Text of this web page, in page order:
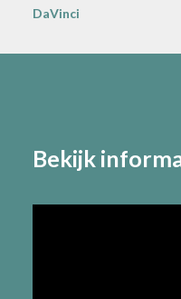
DaVinci
Bekijk